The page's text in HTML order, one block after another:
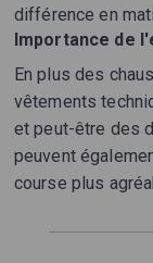
différence en
Importance de
En plus des
vêtements
et peut-être des
peuvent
course plus